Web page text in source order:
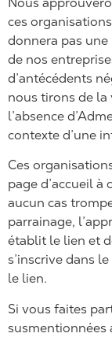
ces
donnera pas
de nos
d’antécédents
nous tirons de
l’absence
contexte d’une
Ces
page d’accueil à
aucun cas
parrainage,
établit le lien et
s’inscrive dans
le lien.
Si vous faites
susmentionnées